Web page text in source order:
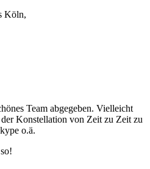
Köln,
Team abgegeben. Vielleicht
Konstellation von Zeit zu Zeit zu
o.ä.